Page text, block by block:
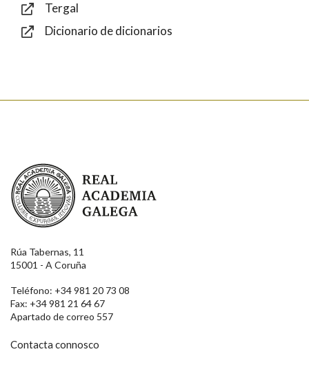
Tergal
Dicionario de dicionarios
Real Academia Galega
Rúa Tabernas, 11
15001 - A Coruña
Teléfono: +34 981 20 73 08
Fax: +34 981 21 64 67
Apartado de correo 557
Contacta connosco